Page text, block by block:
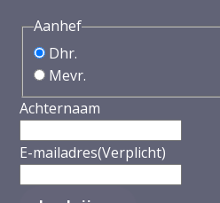
Aanhef
Dhr.
Mevr.
Achternaam
E-mailadres(Verplicht)